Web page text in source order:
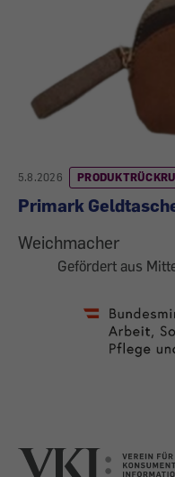
5.8.2026
Primark
Weichmacher
Gefördert aus